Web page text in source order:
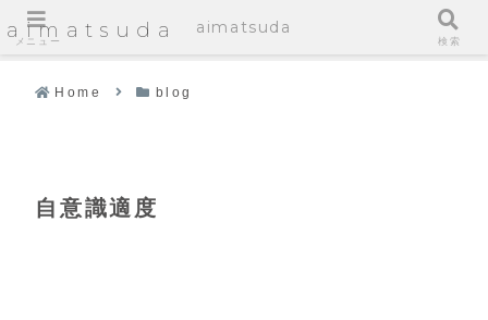
aimatsuda
Home blog
自意識適度
メニュー
aimatsuda
検索